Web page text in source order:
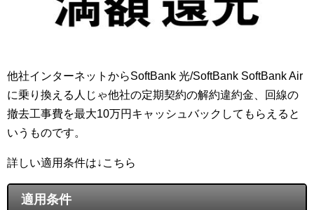
他社インターネットからSoftBank 光/SoftBank SoftBank Air
に乗り換える人じゃ他社の定期契約の解約違約金、回線の
撤去工事費を最大10万円キャッシュバックしてもらえると
いうものです。
詳しい適用条件は↓こちら
適用条件